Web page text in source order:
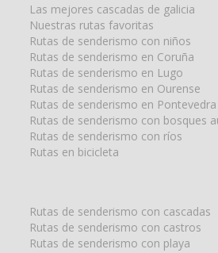
Las mejores cascadas de galicia
Nuestras rutas favoritas
Rutas de senderismo con niños
Rutas de senderismo en Coruña
Rutas de senderismo en Lugo
Rutas de senderismo en Ourense
Rutas de senderismo en Pontevedra
Rutas de senderismo con bosques
Rutas de senderismo con ríos
Rutas en bicicleta
Rutas de senderismo con cascadas
Rutas de senderismo con castros
Rutas de senderismo con playa